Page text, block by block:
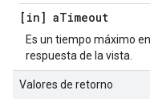
[in] aTimeout
Es un tiempo máximo
respuesta de la vista.
Valores de retorno